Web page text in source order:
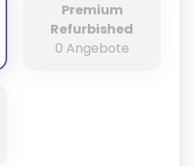
Premium
Refurbished
0 Angebote